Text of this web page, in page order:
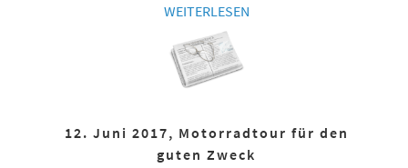
WEITERLESEN
12. Juni 2017, Motorradtour für den
guten Zweck